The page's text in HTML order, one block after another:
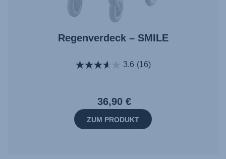
Regenverdeck – SMILE
3.6 (16)
36,90 €
ZUM PRODUKT